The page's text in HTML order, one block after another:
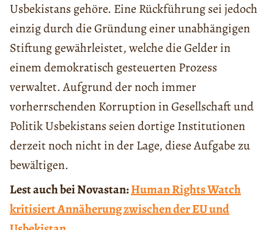
Usbekistans gehöre. Eine Rückführung sei jedoch
einzig durch die Gründung einer unabhängigen
Stiftung gewährleistet, welche die Gelder in
einem demokratisch gesteuerten Prozess
verwaltet. Aufgrund der noch immer
vorherrschenden Korruption in Gesellschaft und
Politik Usbekistans seien dortige Institutionen
derzeit noch nicht in der Lage, diese Aufgabe zu
bewältigen.
Lest auch bei Novastan:Human Rights Watch
kritisiert Annäherung zwischen der EU und